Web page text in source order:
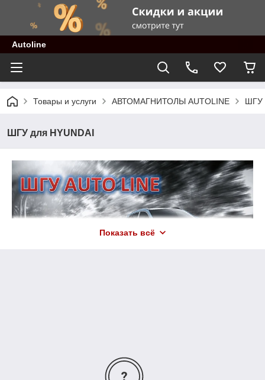
Autoline
Товары и услуги АВТОМАГНИТОЛЫ AUTOLINE ШГУ
ШГУ для HYUNDAI
Показать всё